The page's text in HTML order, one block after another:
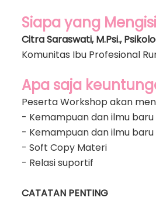
Siapa yang
Citra Saraswati, M.Psi.,
Komunitas Ibu Profesional
Apa saja
Peserta Workshop akan
- Kemampuan dan ilmu
- Kemampuan dan ilmu
- Soft Copy Materi
- Relasi suportif
CATATAN PENTING